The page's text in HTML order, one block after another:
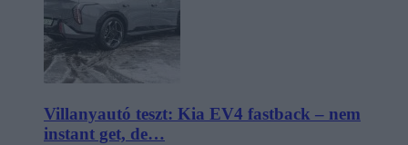
Villanyautó teszt: Kia EV4 fastback – nem
instant get, de…